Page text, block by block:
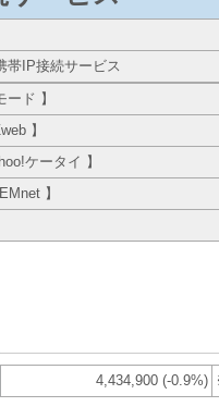
帯IP接続サービス
ド 】
】
ケータイ 】
】
4,434,900 (-0.9%)